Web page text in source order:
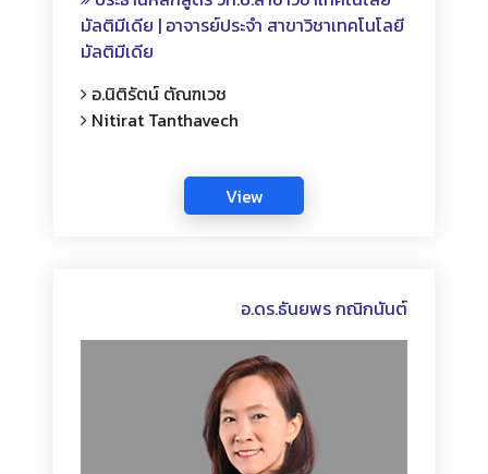
มัลติมีเดีย | อาจารย์ประจำ สาขาวิชาเทคโนโลยี
มัลติมีเดีย
อ.นิติรัตน์ ตัณฑเวช
Nitirat Tanthavech
อ.ดร.ธันยพร กณิกนันต์